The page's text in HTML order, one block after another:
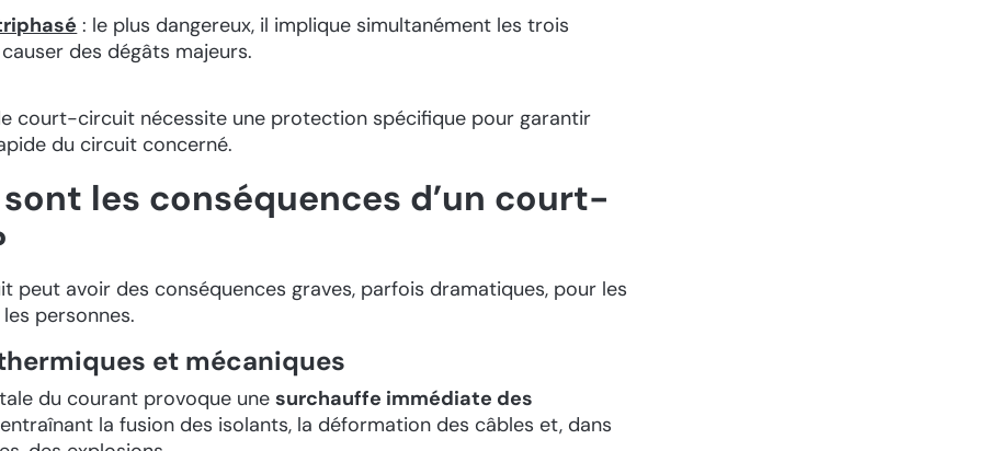
: le plus dangereux, il implique simultanément les trois
des dégâts majeurs.
court-circuit nécessite une protection spécifique pour garantir
du circuit concerné.
les conséquences d’un court-
peut avoir des conséquences graves, parfois dramatiques, pour les
personnes.
et mécaniques
du courant provoque unesurchauffe immédiate des
la fusion des isolants, la déformation des câbles et, dans